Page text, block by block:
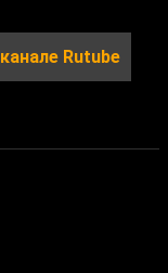
канале Rutube